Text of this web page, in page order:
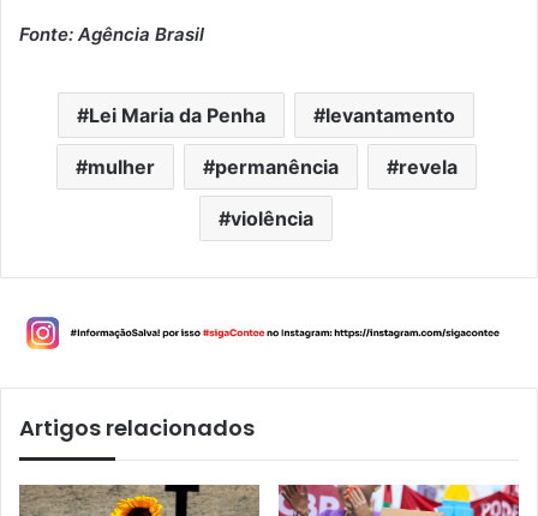
Fonte: Agência Brasil
Lei Maria da Penha levantamento
mulher permanência revela
violência
Artigos relacionados